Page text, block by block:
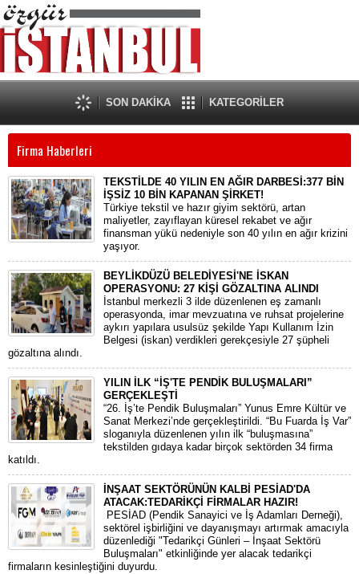
SON DAKİKA KATEGORİLER
Firma Haberleri
TEKSTİLDE 40 YILIN EN AĞIR DARBESİ:377 BİN
İŞSİZ 10 BİN KAPANAN ŞİRKET!
Türkiye tekstil ve hazır giyim sektörü, artan
maliyetler, zayıflayan küresel rekabet ve ağır
finansman yükü nedeniyle son 40 yılın en ağır krizini
yaşıyor.
BEYLİKDÜZÜ BELEDİYESİ'NE İSKAN
OPERASYONU: 27 KİŞİ GÖZALTINA ALINDI
​İstanbul merkezli 3 ilde düzenlenen eş zamanlı
operasyonda, imar mevzuatına ve ruhsat projelerine
aykırı yapılara usulsüz şekilde Yapı Kullanım İzin
Belgesi (iskan) verdikleri gerekçesiyle 27 şüpheli
gözaltına alındı.
YILIN İLK “İŞ'TE PENDİK BULUŞMALARI”
GERÇEKLEŞTİ
“26. İş’te Pendik Buluşmaları” Yunus Emre Kültür ve
Sanat Merkezi’nde gerçekleştirildi. “Bu Fuarda İş Var”
sloganıyla düzenlenen yılın ilk “buluşmasına”
tekstilden gıdaya kadar birçok sektörden 34 firma
katıldı.
İNŞAAT SEKTÖRÜNÜN KALBİ PESİAD'DA
ATACAK:TEDARİKÇİ FİRMALAR HAZIR!
​ PESİAD (Pendik Sanayici ve İş Adamları Derneği),
sektörel işbirliğini ve dayanışmayı artırmak amacıyla
düzenlediği "Tedarikçi Günleri – İnşaat Sektörü
Buluşmaları" etkinliğinde yer alacak tedarikçi
firmaların kesinleştiğini duyurdu.